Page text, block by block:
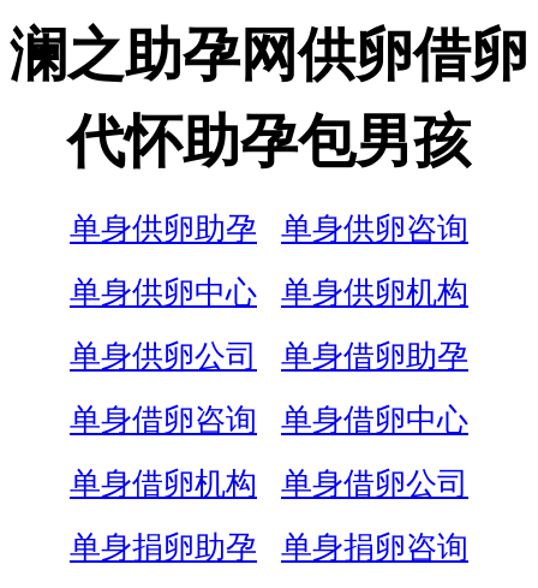
澜之助孕网供卵借卵
代怀助孕包男孩
单身供卵助孕
单身供卵咨询
单身供卵中心
单身供卵机构
单身供卵公司
单身借卵助孕
单身借卵咨询
单身借卵中心
单身借卵机构
单身借卵公司
单身捐卵助孕
单身捐卵咨询